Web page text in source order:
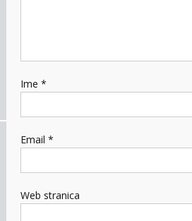
Ime *
Email *
Web stranica